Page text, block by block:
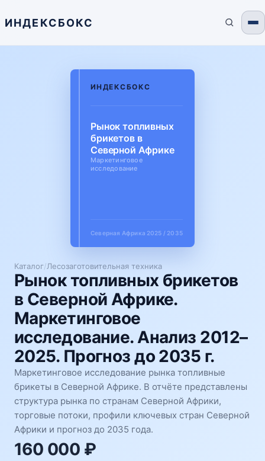
ИНДЕКСБОКС
Каталог/Лесозаготовительная техника
Рынок топливных брикетов
в Северной Африке.
Маркетинговое
исследование. Анализ 2012–
2025. Прогноз до 2035 г.
Маркетинговое исследование рынка топливные
брикеты в Северной Африке. В отчёте представлены
структура рынка по странам Северной Африки,
торговые потоки, профили ключевых стран Северной
Африки и прогноз до 2035 года.
160 000 ₽
ИНДЕКСБОКС
Рынок топливных
брикетов в
Северной Африке
Маркетинговое
исследование
Северная Африка 2025 / 2035